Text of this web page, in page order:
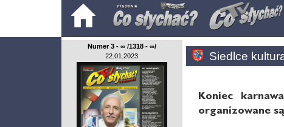
Numer 3 - ∞ /1318 - ∞/
22.01.2023
Siedlce
Koniec
organizowane